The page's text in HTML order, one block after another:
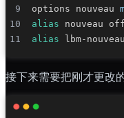
options nouveau
alias
alias
接下来需要把刚才更改